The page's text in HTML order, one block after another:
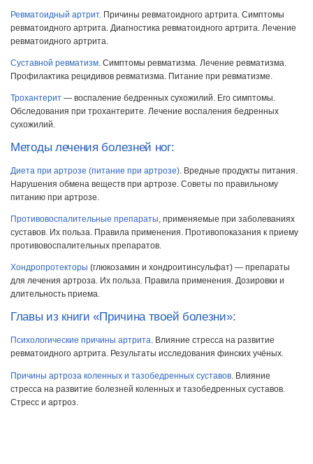
Ревматоидный артрит. Причины ревматоидного артрита. Симптомы
ревматоидного артрита. Диагностика ревматоидного артрита. Лечение
ревматоидного артрита.
Суставной ревматизм . Симптомы ревматизма. Лечение ревматизма.
Профилактика рецидивов ревматизма. Питание при ревматизме.
Трохантерит — воспаление бедренных сухожилий. Его симптомы.
Обследования при трохантерите. Лечение воспаления бедренных
сухожилий.
Методы лечения болезней ног:
Диета при артрозе (питание при артрозе). Вредные продукты питания.
Нарушения обмена веществ при артрозе. Советы по правильному
питанию при артрозе.
Противовоспалительные препараты, применяемые при заболеваниях
суставов. Их польза. Правила применения. Противопоказания к приему
противовоспалительных препаратов.
Хондропротекторы (глюкозамин и хондроитинсульфат) — препараты
для лечения артроза. Их польза. Правила применения. Дозировки и
длительность приема.
Главы из книги «Причина твоей болезни»:
Психологические причины артрита. Влияние стресса на развитие
ревматоидного артрита. Результаты исследования финских учёных.
Причины артроза коленных и тазобедренных суставов . Влияние
стресса на развитие болезней коленных и тазобедренных суставов.
Стресс и артроз.